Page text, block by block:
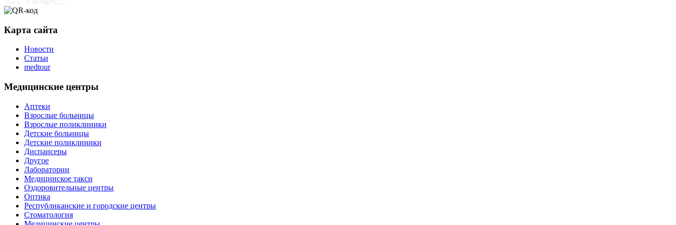
Карта сайта
Новости
Статьи
medtour
Медицинские центры
Аптеки
Взрослые больницы
Взрослые поликлиники
Детские больницы
Детские поликлиники
Диспансеры
Другое
Лаборатории
Медицинское такси
Оздоровительные центры
Оптика
Республиканские и городские центры
Стоматология